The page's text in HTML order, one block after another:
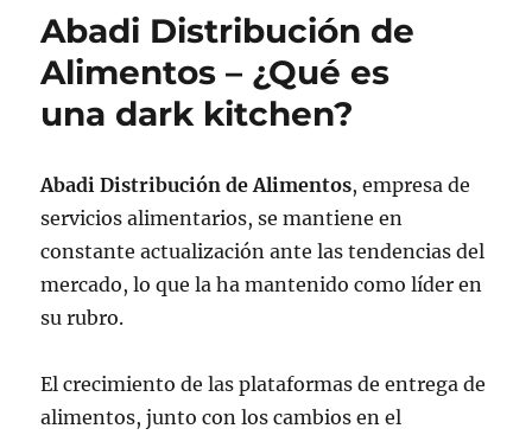
Abadi Distribución de
Alimentos – ¿Qué es
una dark kitchen?
Abadi Distribución de Alimentos, empresa de
servicios alimentarios, se mantiene en
constante actualización ante las tendencias del
mercado, lo que la ha mantenido como líder en
su rubro.
El crecimiento de las plataformas de entrega de
alimentos, junto con los cambios en el